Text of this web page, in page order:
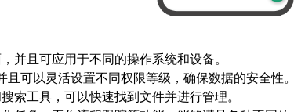
并且可应用于不同的操作系统和设备。
可以灵活设置不同权限等级，确保数据的安全性。
索工具，可以快速找到文件并进行管理。